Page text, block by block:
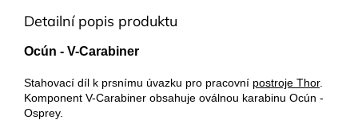
Detailní popis produktu
Ocún - V-Carabiner
Stahovací díl k prsnímu úvazku pro pracovní postroje Thor.
Komponent V-Carabiner obsahuje oválnou karabinu Ocún -
Osprey.